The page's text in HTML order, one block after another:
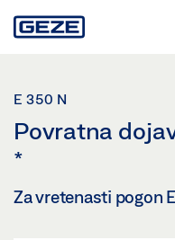
to
E 350 N
Povratna
*
Za vretenasti pogon